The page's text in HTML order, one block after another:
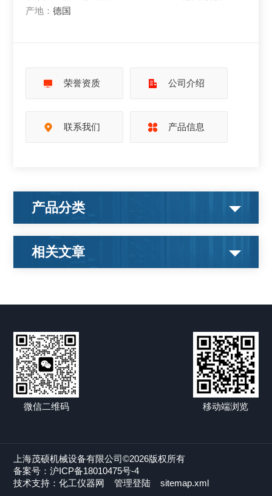
产地：德国
荣誉资质 公司介绍
联系我们 产品信息
产品分类
相关文章
微信二维码 移动端浏览
上海茂硕机械设备有限公司©2026版权所有
备案号：沪ICP备18010475号-4
技术支持：化工仪器网 管理登陆 sitemap.xml